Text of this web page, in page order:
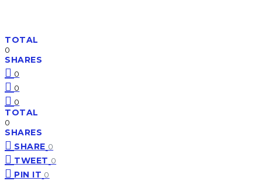
TOTAL
0
SHARES
0
0
0
TOTAL
0
SHARES
SHARE 0
TWEET 0
PIN IT 0